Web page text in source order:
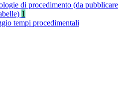
di procedimento (da pubblicare
1
tempi procedimentali